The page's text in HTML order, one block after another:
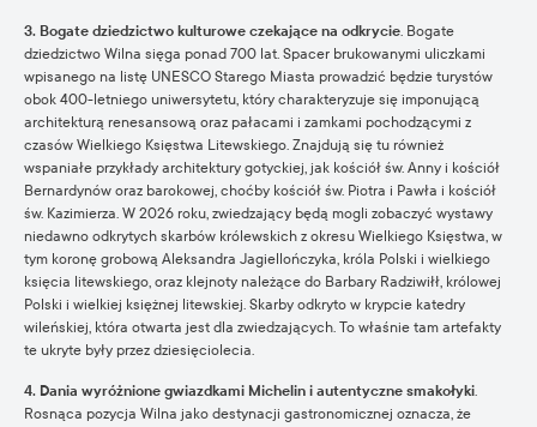
3. Bogate dziedzictwo kulturowe czekające na odkrycie. Bogate
dziedzictwo Wilna sięga ponad 700 lat. Spacer brukowanymi uliczkami
wpisanego na listę UNESCO Starego Miasta prowadzić będzie turystów
obok 400-letniego uniwersytetu, który charakteryzuje się imponującą
architekturą renesansową oraz pałacami i zamkami pochodzącymi z
czasów Wielkiego Księstwa Litewskiego. Znajdują się tu również
wspaniałe przykłady architektury gotyckiej, jak kościół św. Anny i kościół
Bernardynów oraz barokowej, choćby kościół św. Piotra i Pawła i kościół
św. Kazimierza. W 2026 roku, zwiedzający będą mogli zobaczyć wystawy
niedawno odkrytych skarbów królewskich z okresu Wielkiego Księstwa, w
tym koronę grobową Aleksandra Jagiellończyka, króla Polski i wielkiego
księcia litewskiego, oraz klejnoty należące do Barbary Radziwiłł, królowej
Polski i wielkiej księżnej litewskiej. Skarby odkryto w krypcie katedry
wileńskiej, która otwarta jest dla zwiedzających. To właśnie tam artefakty
te ukryte były przez dziesięciolecia.
4. Dania wyróżnione gwiazdkami Michelin i autentyczne smakołyki.
Rosnąca pozycja Wilna jako destynacji gastronomicznej oznacza, że